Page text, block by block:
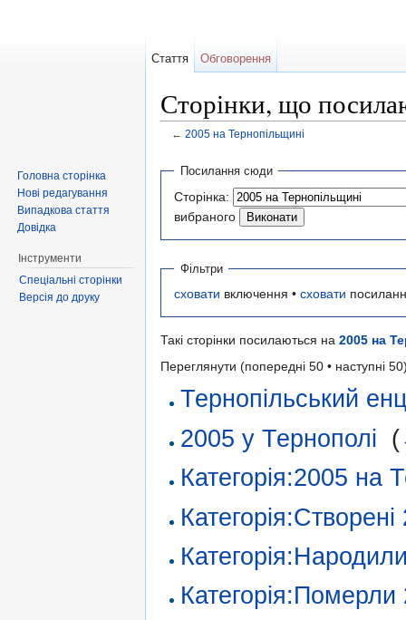
Сторінки, що
← 2005 на Тернопільщині
Посилання сюди
Сторінка:
вибраного
Фільтри
сховати включення • сховати
Такі сторінки посилаються на 2005 на
Переглянути (попередні 50 • наступні
Тернопільський
2005 у Тернополі (
Категорія:2005 на
Категорія:Померли
Стаття Обговорення
Головна сторінка
Нові редагування
Випадкова стаття
Довідка
Інструменти
Спеціальні сторінки
Версія до друку